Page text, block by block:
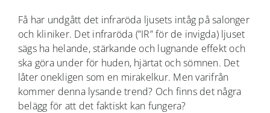
Få har undgått det infraröda ljusets intåg på salonger
och kliniker. Det infraröda (”IR” för de invigda) ljuset
sägs ha helande, stärkande och lugnande effekt och
ska göra under för huden, hjärtat och sömnen. Det
låter onekligen som en mirakelkur. Men varifrån
kommer denna lysande trend? Och finns det några
belägg för att det faktiskt kan fungera?